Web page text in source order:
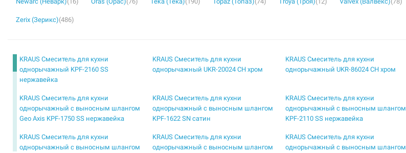
Zerix (Зерикс)(486)
KRAUS Смеситель для кухни
однорычажный KPF-2160 SS
нержавейка
KRAUS Смеситель для кухни
однорычажный UKR-20024 CH хром
KRAUS Смеситель для кухни
однорычажный UKR-86024 CH хром
KRAUS Смеситель для кухни
однорычажный с выносным шлангом
Geo Axis KPF-1750 SS нержавейка
KRAUS Смеситель для кухни
однорычажный с выносным шлангом
KPF-1622 SN сатин
KRAUS Смеситель для кухни
однорычажный с выносным шлангом
KPF-2110 SS нержавейка
KRAUS Смеситель для кухни
однорычажный с выносным шлангом
KRAUS Смеситель для кухни
однорычажный с выносным шлангом
KRAUS Смеситель для кухни
однорычажный с выносным шлангом